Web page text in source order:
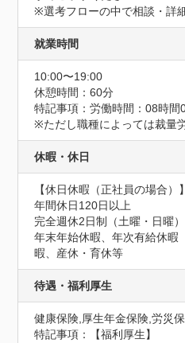
※選考フローの中で相談・詳
就業時間
10:00〜19:00
休憩時間：60分
特記事項：労働時間：08時間
※ただし職種によっては裁量
休暇・休日
【休日休暇（正社員の場合）】
年間休日120日以上
完全週休2日制（土曜・日曜
年末年始休暇、年次有給休暇
暇、産休・育休等
待遇・福利厚生
健康保険,厚生年金保険,労災
特記事項：【福利厚生】